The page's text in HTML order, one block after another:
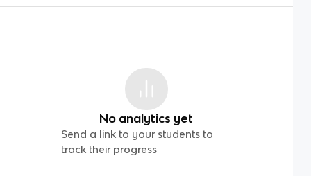
No analytics yet
Send a link to your students to
track their progress